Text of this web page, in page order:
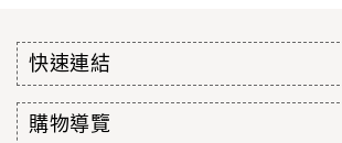
快速連結
購物導覽